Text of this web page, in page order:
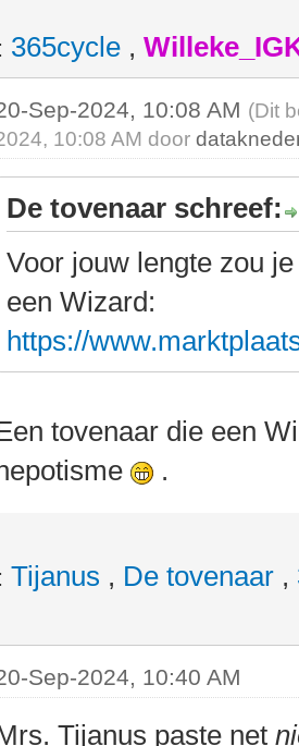
365cycle ,
Sep-2024, 10:08 AM (Dit
10:08 AM door
De tovenaar schreef:
Voor jouw lengte zou
een Wizard:
https://
tovenaar die een
.
Tijanus , De tovenaar ,
Sep-2024, 10:40 AM
Tijanus paste net